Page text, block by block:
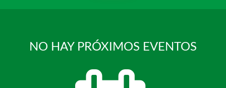
NO HAY PRÓXIMOS EVENTOS